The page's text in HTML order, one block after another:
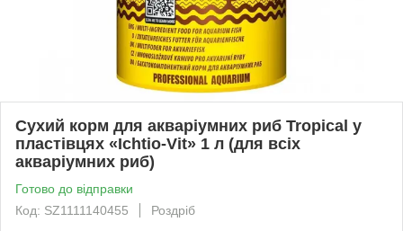
Сухий корм для акваріумних риб Tropical у
пластівцях «Ichtio-Vit» 1 л (для всіх
акваріумних риб)
Готово до відправки
Код: SZ1111140455
Роздріб